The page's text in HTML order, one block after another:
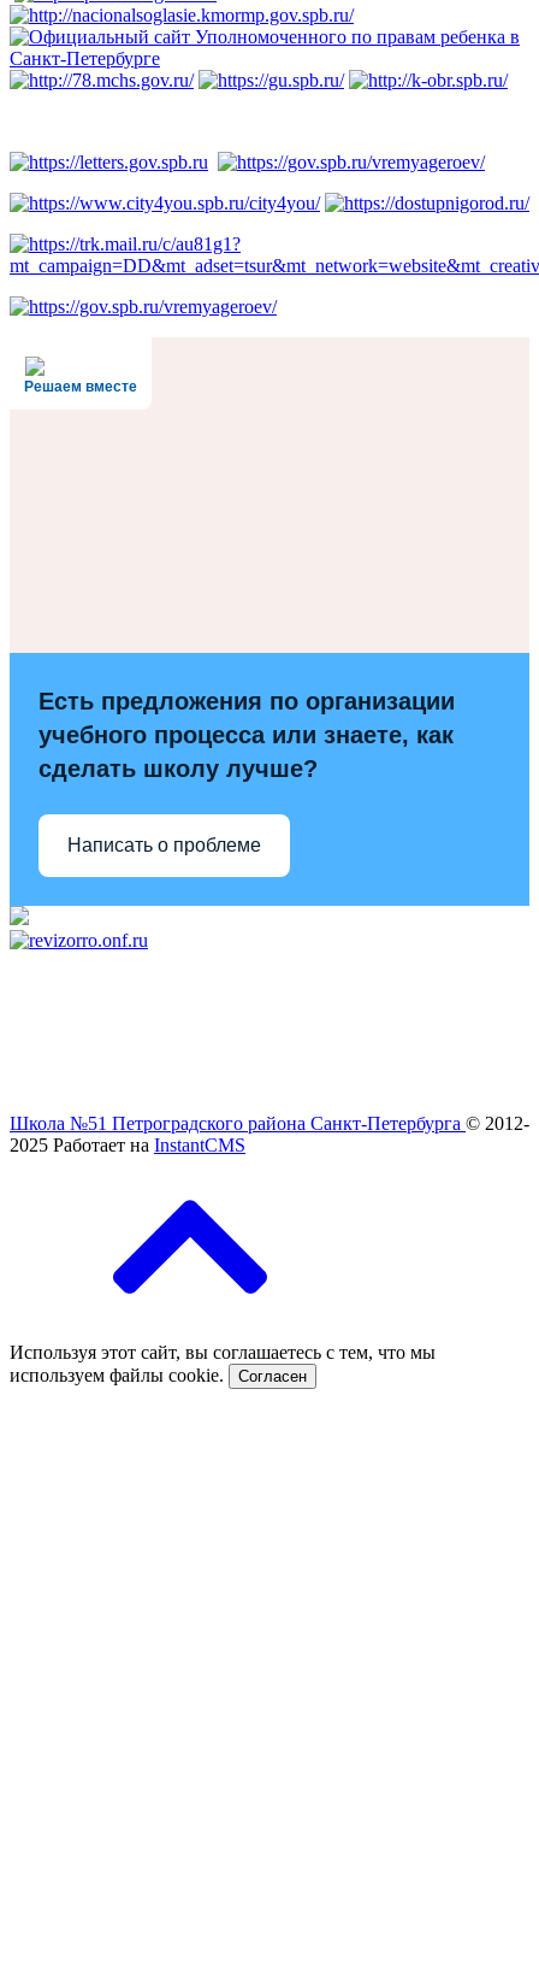
Решаем вместе
Есть предложения по организации
учебного процесса или знаете, как
сделать школу лучше?
Написать о проблеме
Школа №51 Петроградского района Санкт-Петербурга © 2012-
2025 Работает на InstantCMS
Используя этот сайт, вы соглашаетесь с тем, что мы
используем файлы cookie.
Согласен